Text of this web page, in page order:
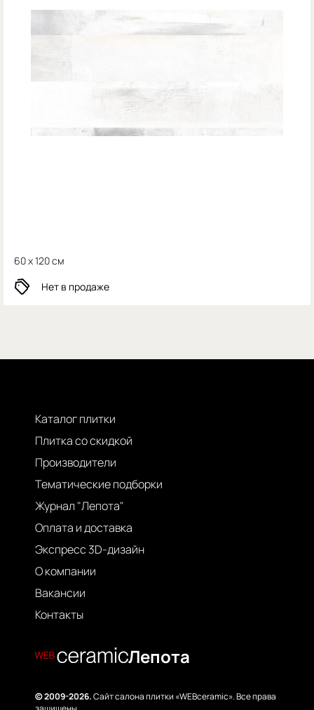
60 x 120 см
Нет в продаже
Каталог плитки
Плитка со скидкой
Производители
Тематические подборки
Журнал "Лепота"
Оплата и доставка
Экспресс 3D-дизайн
О компании
Вакансии
Контакты
© 2009-2026.Сайт салона плитки «WEBceramic». Все права
Лепота